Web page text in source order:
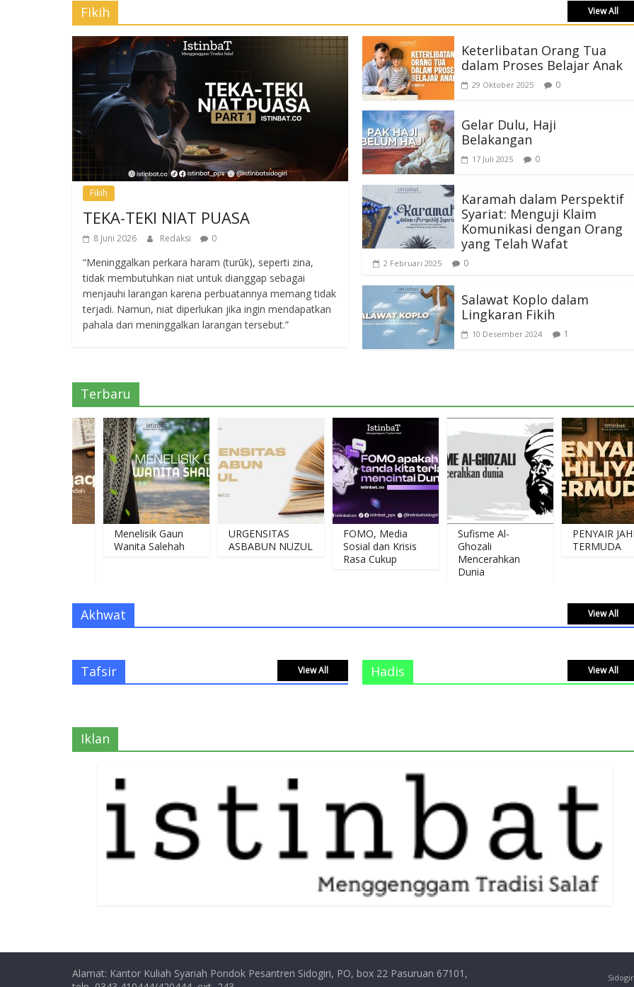
Fikih View All
Fikih
TEKA-TEKI NIAT PUASA
8 Juni 2026 Redaksi 0
“Meninggalkan perkara haram (turūk), seperti zina,
tidak membutuhkan niat untuk dianggap sebagai
menjauhi larangan karena perbuatannya memang tidak
terjadi. Namun, niat diperlukan jika ingin mendapatkan
pahala dari meninggalkan larangan tersebut.”
Keterlibatan Orang Tua
dalam Proses Belajar Anak
29 Oktober 2025 0
Gelar Dulu, Haji
Belakangan
17 Juli 2025 0
Karamah dalam Perspektif
Syariat: Menguji Klaim
Komunikasi dengan Orang
yang Telah Wafat
2 Februari 2025 0
Salawat Koplo dalam
Lingkaran Fikih
10 Desember 2024 1
Terbaru
Menelisik Gaun
Wanita Salehah
URGENSITAS
ASBABUN NUZUL
FOMO, Media
Sosial dan Krisis
Rasa Cukup
Sufisme Al-
Ghozali
Mencerahkan
Dunia
PENYAIR JAHILIAH
TERMUDA
Akhwat View All
Tafsir View All Hadis View All
Iklan
Alamat: Kantor Kuliah Syariah Pondok Pesantren Sidogiri, PO, box 22 Pasuruan 67101,